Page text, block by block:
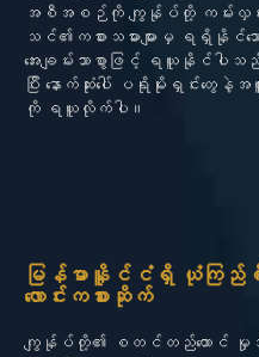
အစီအစဉ်ကို ကျွန်ုပ်တို့ ကမ်းလှ
သင်၏ကစားသမားများမှ ရရှိနိုင်သ
အေးချမ်းသာစွာဖြင့် ရယူနိုင်ပါ
ပြီး နောက်ဆုံးပေါ် ပရိုမိုးရှင်းတွေနဲ့အ
ကို ရယူလိုက်ပါ။
မြန်မာနိူင်ငံရှိ ယုံကြည်စိ
လောင်းကစားဆိုက်
ကျွန်ုပ်တို့၏ စတင်တည်ထောင် မှု